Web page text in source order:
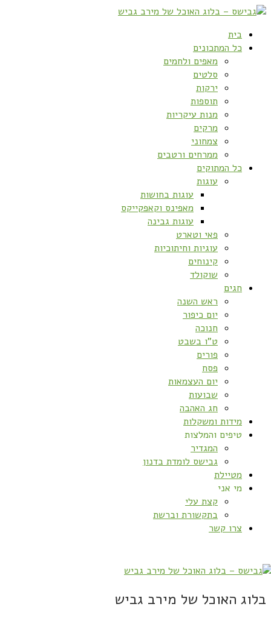
בית
כל המתכונים
מאפים ולחמים
סלטים
ירקות
תוספות
מנות עיקריות
מרקים
צמחוני
ממרחים ורטבים
כל המתוקים
עוגות
עוגות בחושות
מאפינס וקאפקייקס
עוגות גבינה
פאי וטארט
עוגיות וחיתוכיות
קינוחים
שוקולד
חגים
ראש השנה
יום כיפור
חנוכה
ט”ו בשבט
פורים
פסח
יום העצמאות
שבועות
חג האהבה
מידות ומשקלות
טיפים והמלצות
המגדיר
גבישס לומדת בדנון
מטיילת
מי אני
קצת עלי
בתקשורת וברשת
צרו קשר
בלוג האוכל של מירב גביש